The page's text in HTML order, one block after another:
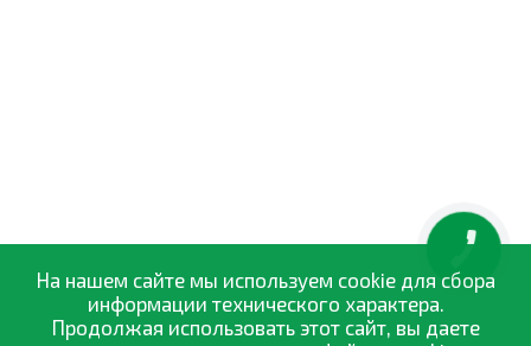
На нашем сайте мы используем cookie для сбора
информации технического характера.
Продолжая использовать этот сайт, вы даете